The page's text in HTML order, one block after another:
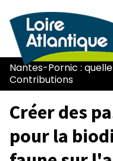
Nantes-Pornic :
Contributions
Créer des
pour la